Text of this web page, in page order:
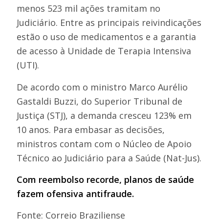
menos 523 mil ações tramitam no
Judiciário. Entre as principais reivindicações
estão o uso de medicamentos e a garantia
de acesso à Unidade de Terapia Intensiva
(UTI).
De acordo com o ministro Marco Aurélio
Gastaldi Buzzi, do Superior Tribunal de
Justiça (STJ), a demanda cresceu 123% em
10 anos. Para embasar as decisões,
ministros contam com o Núcleo de Apoio
Técnico ao Judiciário para a Saúde (Nat-Jus).
Com reembolso recorde, planos de saúde
fazem ofensiva antifraude.
Fonte: Correio Braziliense